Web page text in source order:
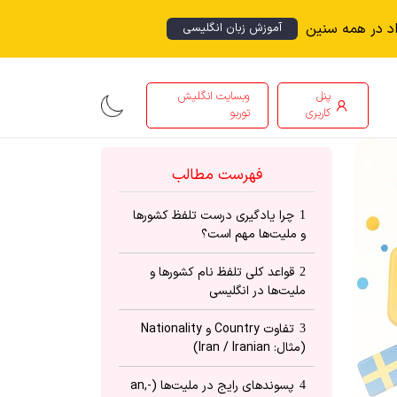
در همه سنین آموزش زبان انگلیسی
پنل
کاربری
وبسایت انگلیش
توربو
فهرست مطالب
1 چرا یادگیری درست تلفظ کشورها
و ملیت‌ها مهم است؟
2 قواعد کلی تلفظ نام کشورها و
ملیت‌ها در انگلیسی
3
تفاوت Country و Nationality
(مثال: Iran / Iranian)
4
پسوندهای رایج در ملیت‌ها (-an,